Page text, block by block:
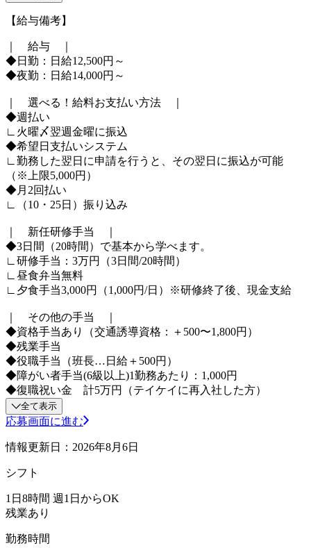
【給与備考】
｜ 給与 ｜
◆日勤：日給12,500円～
◆夜勤：日給14,000円～
｜ 選べる！給料お支払い方法 ｜
◆週払い
∟火曜〆翌週金曜に振込
◆希望日支払いシステム
∟勤務した翌日に申請を行うと、その翌日に振込が可能
（※上限5,000円）
◆月2回払い
∟（10・25日）振り込み
｜ 新任研修手当 ｜
◆3日間（20時間）で基本から学べます。
∟研修手当：3万円（3日間/20時間）
∟昼食弁当無料
∟夕食手当3,000円（1,000円/日）※研修終了後、現金支給
｜ その他の手当 ｜
◆資格手当あり（交通誘導資格：＋500〜1,800円）
◆残業手当
◆役職手当（班長…日給＋500円）
◆障がい者手当(6級以上)1勤務あたり：1,000円
◆復職祝い金 計5万円（テイケイに再入社した方）
全て表示
応募画面に進む
情報更新日：2026年8月6日
シフト
1日8時間 週1日からOK
残業あり
勤務時間